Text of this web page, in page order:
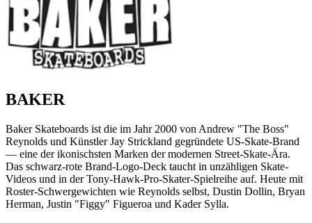
BAKER
Baker Skateboards ist die im Jahr 2000 von Andrew "The Boss"
Reynolds und Künstler Jay Strickland gegründete US-Skate-Brand
— eine der ikonischsten Marken der modernen Street-Skate-Ära.
Das schwarz-rote Brand-Logo-Deck taucht in unzähligen Skate-
Videos und in der Tony-Hawk-Pro-Skater-Spielreihe auf. Heute mit
Roster-Schwergewichten wie Reynolds selbst, Dustin Dollin, Bryan
Herman, Justin "Figgy" Figueroa und Kader Sylla.